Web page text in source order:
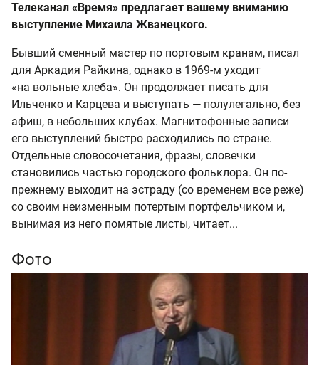
Телеканал «Время» предлагает вашему вниманию
выступление Михаила Жванецкого.
Бывший сменный мастер по портовым кранам, писал
для Аркадия Райкина, однако в 1969-м уходит
«на вольные хлеба». Он продолжает писать для
Ильченко и Карцева и выступать — полулегально, без
афиш, в небольших клубах. Магнитофонные записи
его выступлений быстро расходились по стране.
Отдельные словосочетания, фразы, словечки
становились частью городского фольклора. Он по-
прежнему выходит на эстраду (со временем все реже)
со своим неизменным потертым портфельчиком и,
вынимая из него помятые листы, читает...
Фото